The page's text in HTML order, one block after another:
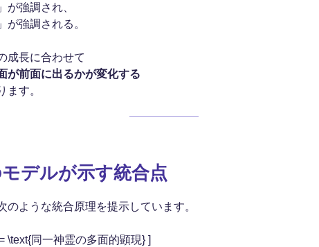
が強調され、
が強調される。
成長に合わせて
が前面に出るかが変化する
ます。
デルが示す統合点
のような統合原理を提示しています。
\text{同一神霊の多面的顕現} ]